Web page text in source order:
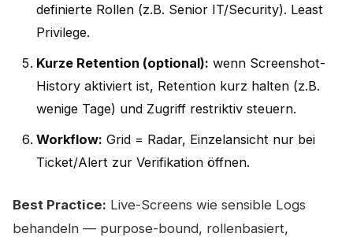
definierte Rollen (z.B. Senior IT/Security). Least
Privilege.
Kurze Retention (optional): wenn Screenshot-
History aktiviert ist, Retention kurz halten (z.B.
wenige Tage) und Zugriff restriktiv steuern.
Workflow: Grid = Radar, Einzelansicht nur bei
Ticket/Alert zur Verifikation öffnen.
Best Practice: Live-Screens wie sensible Logs
behandeln — purpose-bound, rollenbasiert,